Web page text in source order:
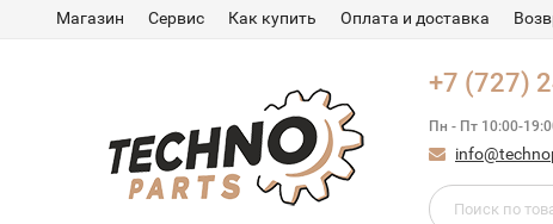
Магазин Сервис Как купить Оплата и доставка
+7 (727)
Пн - Пт 10:00-